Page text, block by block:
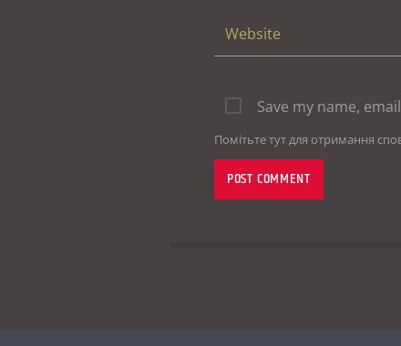
Save my name,
Помітьте тут для отримання